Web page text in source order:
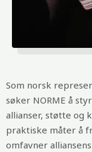
Som norsk
søker NORME å
allianser, støtte og
praktiske måter å
omfavner